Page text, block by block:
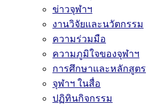
ข่าวจุฬาฯ
งานวิจัยและนวัตกรรม
ความร่วมมือ
ความภูมิใจของจุฬาฯ
การศึกษาและหลักสูตร
จุฬาฯ ในสื่อ
ปฏิทินกิจกรรม